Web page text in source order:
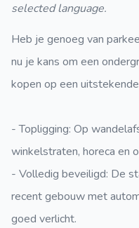
selected language.
Heb je genoeg van
nu je kans om een
kopen op een
- Topligging: Op
winkelstraten, horeca en
- Volledig beveiligd: De
recent gebouw met
goed verlicht.